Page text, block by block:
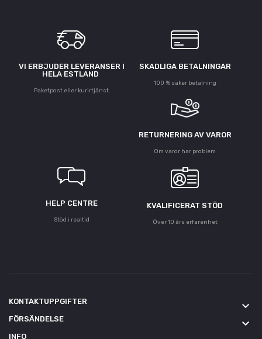
VI ERBJUDER LEVERANSER I
HELA ESTLAND
Paketpost eller kurirtjänst
SKADLIGA BETALNINGAR
100 % säker betalning
RETURNERING AV VAROR
Om varor har problem
HELP CENTRE
Stöd i realtid
KVALIFICERAT STÖD
Över 10 års erfarenhet
KONTAKTUPPGIFTER keyboard_arrow_down
FÖRSÄNDELSE keyboard_arrow_down
INFO